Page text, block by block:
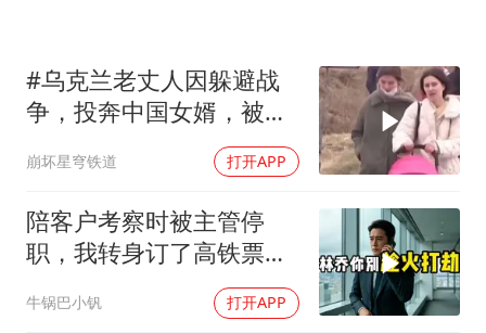
构建更高水平的全民健身公共服务体系
挡“张雪机车”民进党当局怕什么
灌溉水坝被隔成鱼塘 村民投诉20余年
萌娃帮爷爷脱玉米 卖力干活超可爱
奋力开创中国式现代化建设新局面
#乌克兰老丈人因躲避战
争，投奔中国女婿，被眼
崩坏星穹铁道 打开APP
陪客户考察时被主管停
职，我转身订了高铁票。
2小时后总监急疯了：12
亿合同没你根本签不了
牛锅巴小钒 打开APP